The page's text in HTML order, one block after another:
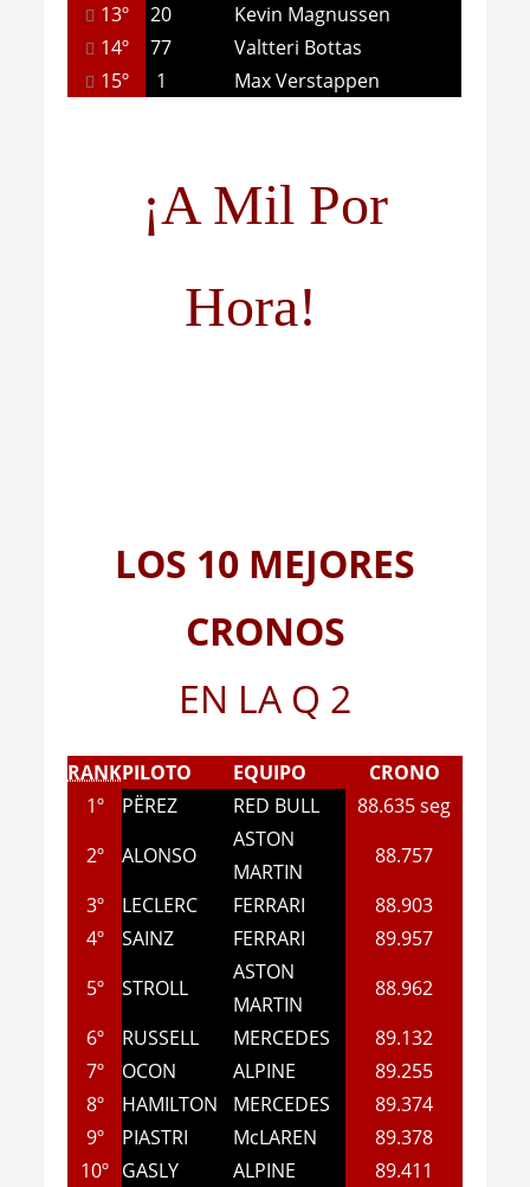
13º
20
Kevin Magnussen
14º
77
Valtteri Bottas
15º
1 Max Verstappen
¡A Mil Por
Hora!
LOS 10 MEJORES
CRONOS
EN LA Q 2
RANKPILOTO EQUIPO
CRONO
1º
PËREZ RED BULL
88.635 seg
2º
ALONSO
ASTON
MARTIN
88.757
3º
LECLERC FERRARI
88.903
4º
SAINZ FERRARI
89.957
5º
STROLL
ASTON
MARTIN
88.962
6º
RUSSELL MERCEDES
89.132
7º
OCON ALPINE
89.255
8º
HAMILTON MERCEDES
89.374
9º
PIASTRI McLAREN
89.378
10º GASLY ALPINE 89.411